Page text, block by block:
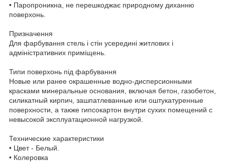
• Паропроникна, не перешкоджає природному диханню
поверхонь.
Призначення
Для фарбування стель і стін усередині житлових і
адміністративних приміщень.
Типи поверхонь під фарбування
Новые или ранее окрашенные водно-дисперсионными
красками минеральные основания, включая бетон, газобетон,
силикатный кирпич, зашпатлеванные или оштукатуренные
поверхности, а также гипсокартон внутри сухих помещений с
невысокой эксплуатационной нагрузкой.
Технические характеристики
• Цвет - Белый.
• Колеровка